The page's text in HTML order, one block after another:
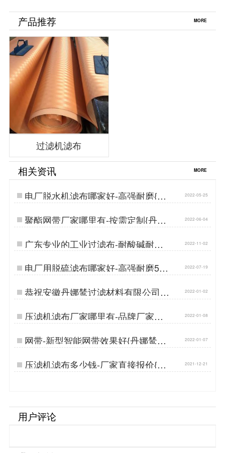
产品推荐 MORE
过滤机滤布
相关资讯 MORE
电厂脱水机滤布哪家好-高强耐磨{丹
娜鸶过滤}…
2022-05-25
聚酯网带厂家哪里有-按需定制{丹娜
鸶过滤}…
2022-06-04
广东专业的工业过滤布-耐酸碱耐腐
蚀寿命长…
2022-11-02
电厂用脱硫滤布哪家好-高强耐磨500
强在用[丹娜鸶]…
2022-07-19
恭祝安徽丹娜鸶过滤材料有限公司
——通过ISO9001认证…
2022-01-02
压滤机滤布厂家哪里有-品牌厂家口
碑好{丹娜鸶过滤}…
2022-01-08
网带-新型智能网带效果好{丹娜鸶过
滤}…
2022-01-07
压滤机滤布多少钱-厂家直接报价{丹
娜鸶过滤}…
2021-12-21
用户评论